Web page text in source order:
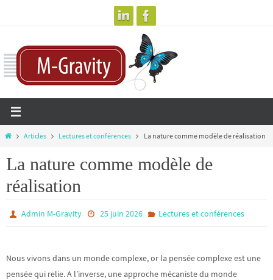
contenu
HomeArticles Lectures et conférences La nature comme modèle de réalisation
La nature comme modèle de
réalisation
Admin M-Gravity 25 juin 2026 Lectures et conférences
Nous vivons dans un monde complexe, or la pensée complexe est une
pensée qui relie. A l’inverse, une approche mécaniste du monde